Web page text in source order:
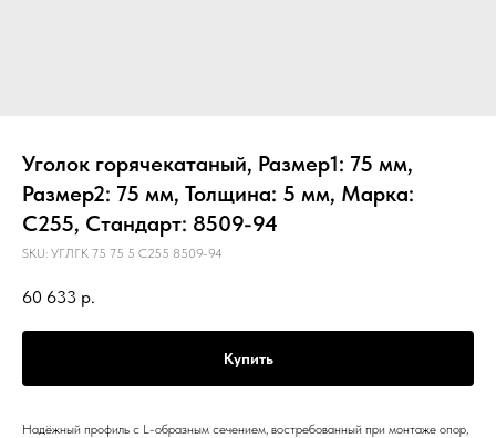
Уголок горячекатаный, Размер1: 75 мм,
Размер2: 75 мм, Толщина: 5 мм, Марка:
С255, Стандарт: 8509-94
SKU: УГЛГК 75 75 5 С255 8509-94
60 633 р.
Купить
Надёжный профиль с L-образным сечением, востребованный при монтаже опор,